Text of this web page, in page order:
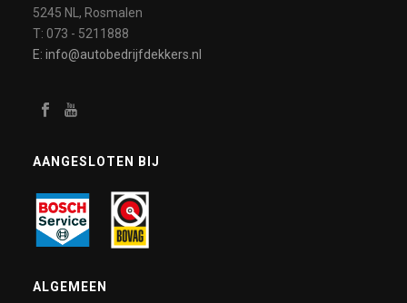
5245 NL, Rosmalen
T: 073 - 5211888
E: info@autobedrijfdekkers.nl
AANGESLOTEN BIJ
ALGEMEEN